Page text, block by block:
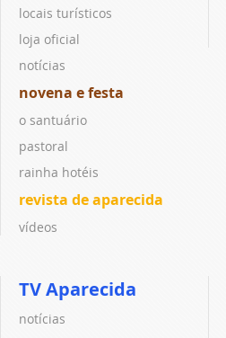
locais turísticos
loja oficial
notícias
novena e festa
o santuário
pastoral
rainha hotéis
revista de aparecida
vídeos
TV Aparecida
notícias